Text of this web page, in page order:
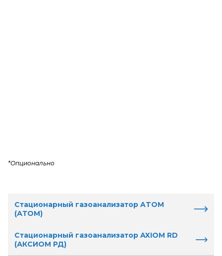
Стационарный газоанализатор ATOM
(АТОМ)
Стационарный газоанализатор AXIOM RD
(АКСИОМ РД)
*Опционально